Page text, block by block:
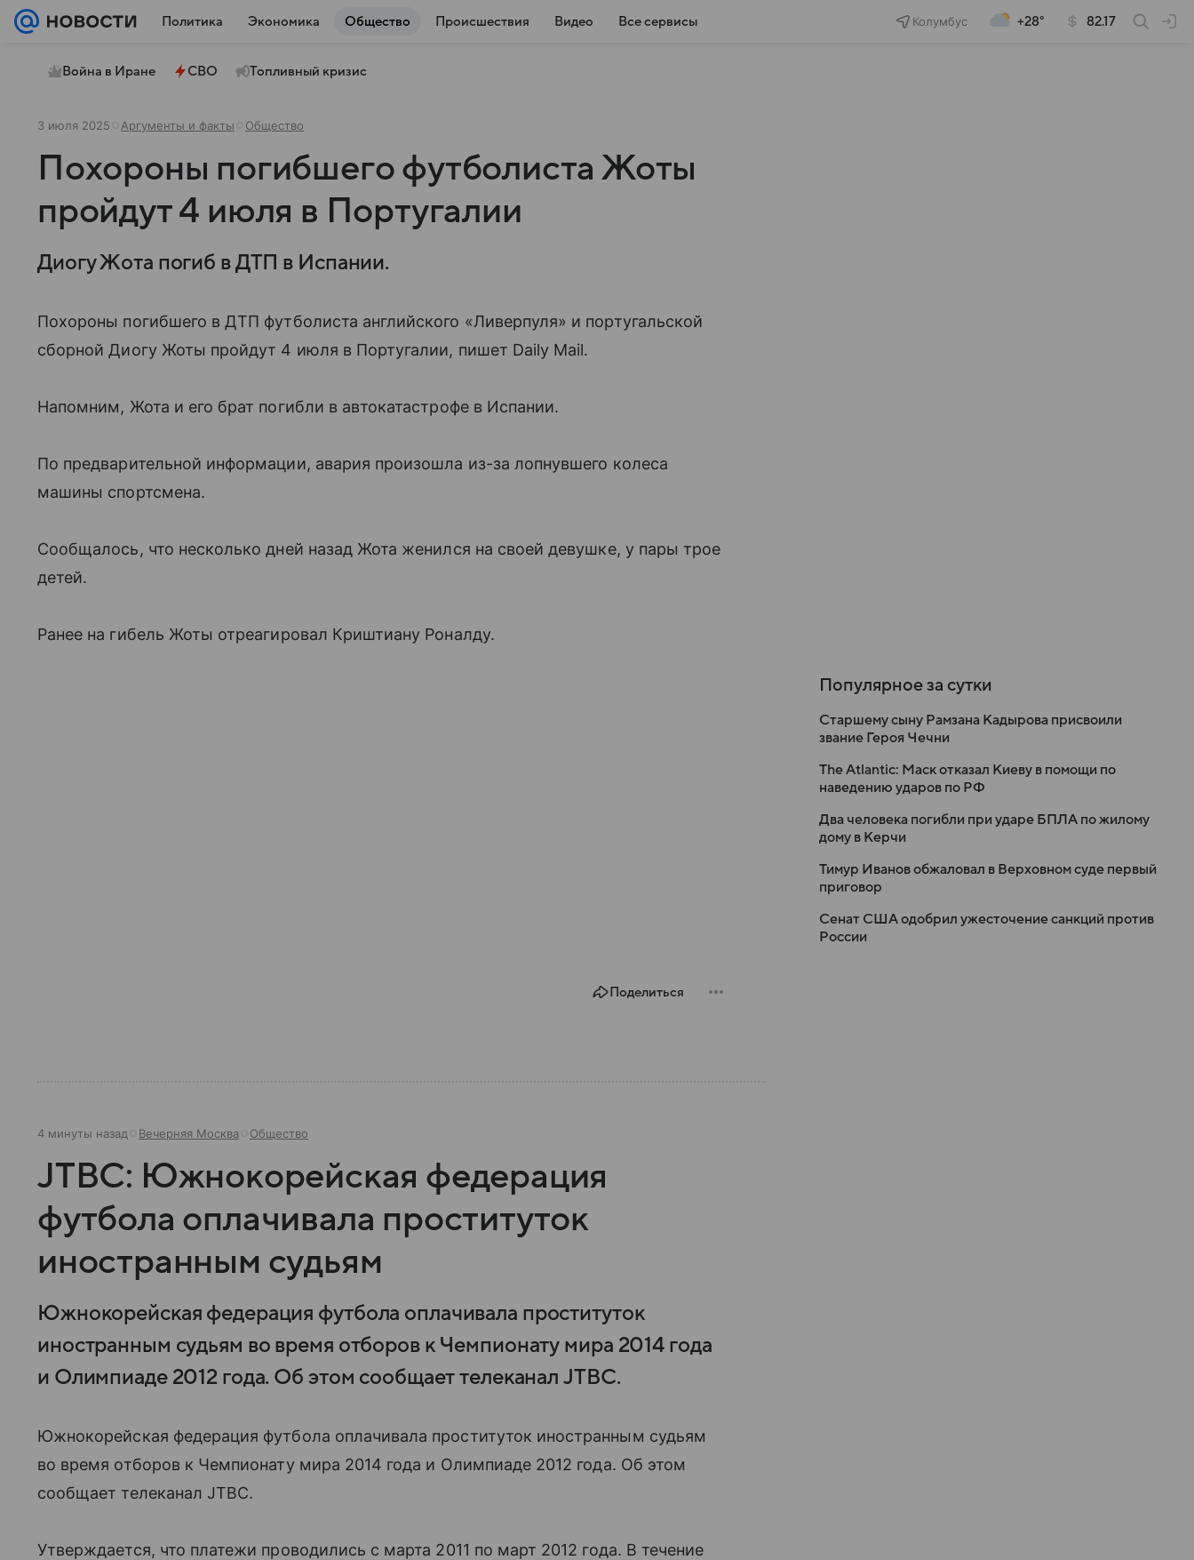
Политика Экономика Общество Происшествия Видео Все сервисы Колумбус +28° 82.17
Война в Иране СВО Топливный кризис
3 июля 2025 Аргументы и факты Общество
Похороны погибшего футболиста Жоты
пройдут 4 июля в Португалии
Диогу Жота погиб в ДТП в Испании.
Похороны погибшего в ДТП футболиста английского «Ливерпуля» и португальской
сборной Диогу Жоты пройдут 4 июля в Португалии, пишет Daily Mail.
Напомним, Жота и его брат погибли в автокатастрофе в Испании.
По предварительной информации, авария произошла из-за лопнувшего колеса
машины спортсмена.
Сообщалось, что несколько дней назад Жота женился на своей девушке, у пары трое
детей.
Ранее на гибель Жоты отреагировал Криштиану Роналду.
Поделиться
4 минуты назад Вечерняя Москва Общество
JTBC: Южнокорейская федерация
футбола оплачивала проституток
иностранным судьям
Южнокорейская федерация футбола оплачивала проституток
иностранным судьям во время отборов к Чемпионату мира 2014 года
и Олимпиаде 2012 года. Об этом сообщает телеканал JTBC.
Южнокорейская федерация футбола оплачивала проституток иностранным судьям
во время отборов к Чемпионату мира 2014 года и Олимпиаде 2012 года. Об этом
сообщает телеканал JTBC.
Утверждается, что платежи проводились с марта 2011 по март 2012 года. В течение
Популярное за сутки
Старшему сыну Рамзана Кадырова присвоили
звание Героя Чечни
The Atlantic: Маск отказал Киеву в помощи по
наведению ударов по РФ
Два человека погибли при ударе БПЛА по жилому
дому в Керчи
Тимур Иванов обжаловал в Верховном суде первый
приговор
Сенат США одобрил ужесточение санкций против
России